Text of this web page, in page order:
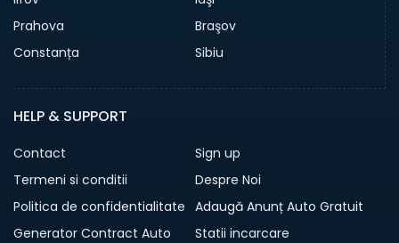
Prahova
Braşov
Constanța
Sibiu
HELP & SUPPORT
Contact
Sign up
Termeni si conditii
Despre Noi
Politica de confidentialitate Adaugă Anunț Auto Gratuit
Generator Contract Auto
Statii incarcare